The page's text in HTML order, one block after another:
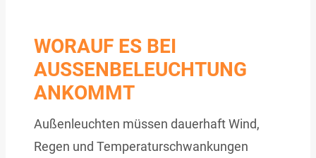
WORAUF ES BEI
AUSSENBELEUCHTUNG A
NKOMMT
Außenleuchten müssen dauerhaft Wind,
Regen und Temperaturschwankungen